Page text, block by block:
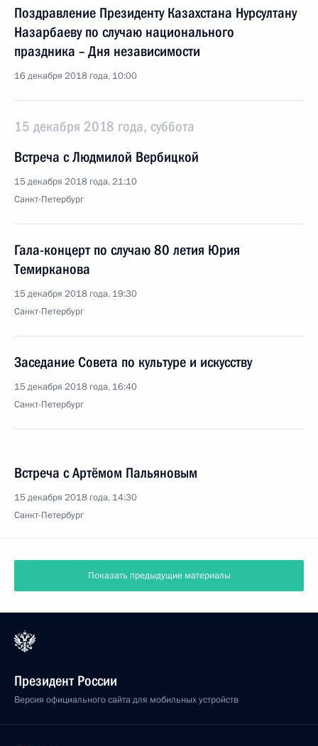
Поздравление Президенту Казахстана Нурсултану
Назарбаеву по случаю национального
праздника – Дня независимости
16 декабря 2018 года, 10:00
15 декабря 2018 года, суббота
Встреча с Людмилой Вербицкой
15 декабря 2018 года, 21:10
Санкт-Петербург
Гала-концерт по случаю 80 летия Юрия
Темирканова
15 декабря 2018 года, 19:30
Санкт-Петербург
Заседание Совета по культуре и искусству
15 декабря 2018 года, 16:40
Санкт-Петербург
Встреча с Артёмом Пальяновым
15 декабря 2018 года, 14:30
Санкт-Петербург
Показать предыдущие материалы
Президент России
Версия официального сайта для мобильных устройств